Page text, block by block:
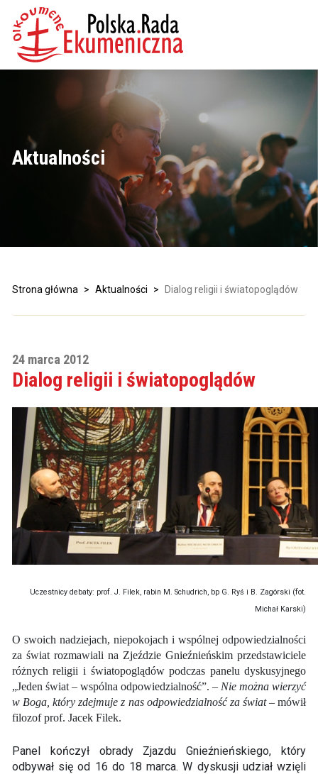
Aktualności
Strona główna > Aktualności > Dialog religii i światopoglądów
24 marca 2012
Dialog religii i światopoglądów
Uczestnicy debaty: prof. J. Filek, rabin M. Schudrich, bp G. Ryś i B. Zagórski (fot.
Michał Karski)
O swoich nadziejach, niepokojach i wspólnej odpowiedzialności
za świat rozmawiali na Zjeździe Gnieźnieńskim przedstawiciele
różnych religii i światopoglądów podczas panelu dyskusyjnego
„Jeden świat – wspólna odpowiedzialność”. – Nie można wierzyć
w Boga, który zdejmuje z nas odpowiedzialność za świat– mówił
filozof prof. Jacek Filek.
Panel kończył obrady Zjazdu Gnieźnieńskiego, który
odbywał się od 16 do 18 marca. W dyskusji udział wzięli